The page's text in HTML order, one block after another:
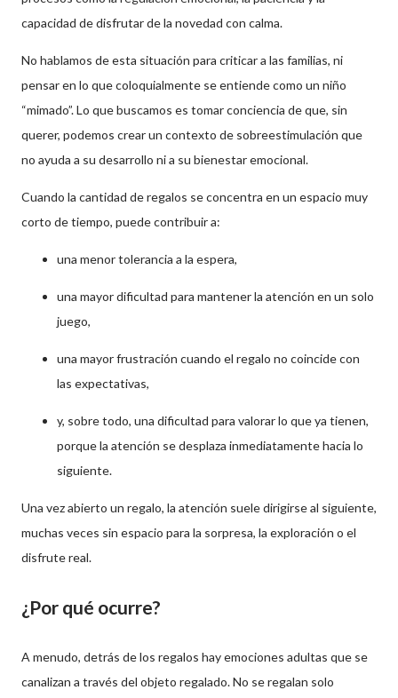
capacidad de disfrutar de la novedad con calma.
No hablamos de esta situación para criticar a las familias, ni
pensar en lo que coloquialmente se entiende como un niño
“mimado”. Lo que buscamos es tomar conciencia de que, sin
querer, podemos crear un contexto de sobreestimulación que
no ayuda a su desarrollo ni a su bienestar emocional.
Cuando la cantidad de regalos se concentra en un espacio muy
corto de tiempo, puede contribuir a:
una menor tolerancia a la espera,
una mayor dificultad para mantener la atención en un solo
juego,
una mayor frustración cuando el regalo no coincide con
las expectativas,
y, sobre todo, una dificultad para valorar lo que ya tienen,
porque la atención se desplaza inmediatamente hacia lo
siguiente.
Una vez abierto un regalo, la atención suele dirigirse al siguiente,
muchas veces sin espacio para la sorpresa, la exploración o el
disfrute real.
¿Por qué ocurre?
A menudo, detrás de los regalos hay emociones adultas que se
canalizan a través del objeto regalado. No se regalan solo